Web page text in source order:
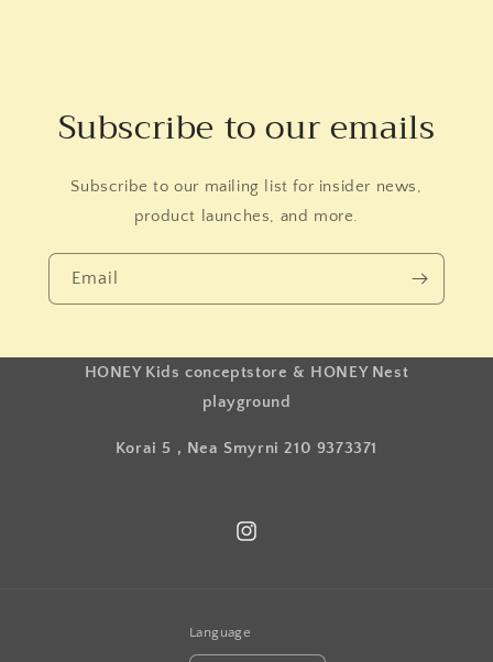
Subscribe to our emails
Subscribe to our mailing list for insider news,
product launches, and more.
Email
HONEY Kids conceptstore & HONEY Nest
playground
Korai 5 , Nea Smyrni 210 9373371
Instagram
Language